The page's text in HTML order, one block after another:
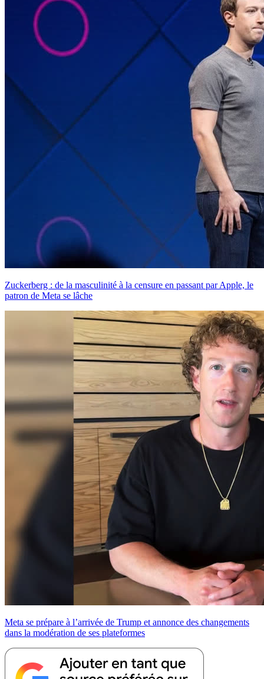
Zuckerberg : de la masculinité à la censure en passant par Apple, le
patron de Meta se lâche
Meta se prépare à l’arrivée de Trump et annonce des changements
dans la modération de ses plateformes